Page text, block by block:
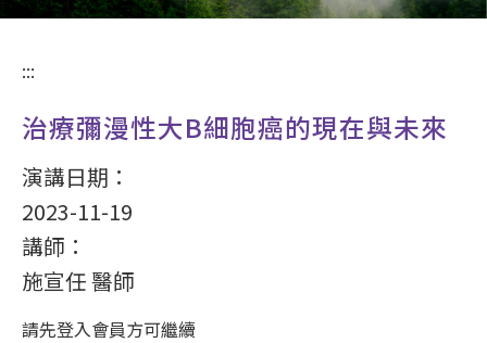
:::
治療彌漫性大B細胞癌的現在與未來
演講日期：
2023-11-19
講師：
施宣任 醫師
請先登入會員方可繼續